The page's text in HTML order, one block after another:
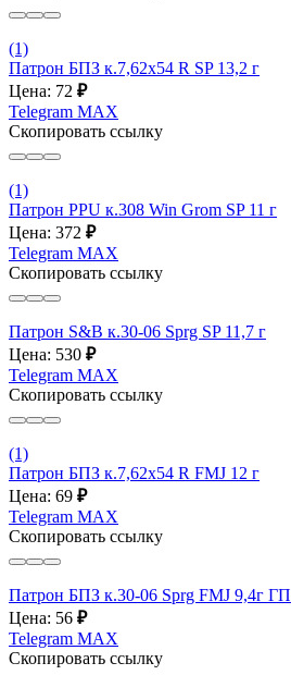
(1)
Патрон БПЗ к.7,62х54 R SP 13,2 г
Цена: 72 ₽
Telegram MAX
Скопировать ссылку
(1)
Патрон PPU к.308 Win Grom SP 11 г
Цена: 372 ₽
Telegram MAX
Скопировать ссылку
Патрон S&B к.30-06 Sprg SP 11,7 г
Цена: 530 ₽
Telegram MAX
Скопировать ссылку
(1)
Патрон БПЗ к.7,62х54 R FMJ 12 г
Цена: 69 ₽
Telegram MAX
Скопировать ссылку
Патрон БПЗ к.30-06 Sprg FMJ 9,4г ГП
Цена: 56 ₽
Telegram MAX
Скопировать ссылку